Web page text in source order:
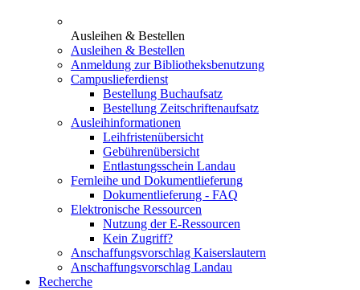
Ausleihen & Bestellen
Ausleihen & Bestellen
Anmeldung zur Bibliotheksbenutzung
Campuslieferdienst
Bestellung Buchaufsatz
Bestellung Zeitschriftenaufsatz
Ausleihinformationen
Leihfristenübersicht
Gebührenübersicht
Entlastungsschein Landau
Fernleihe und Dokumentlieferung
Dokumentlieferung - FAQ
Elektronische Ressourcen
Nutzung der E-Ressourcen
Kein Zugriff?
Anschaffungsvorschlag Kaiserslautern
Anschaffungsvorschlag Landau
Recherche